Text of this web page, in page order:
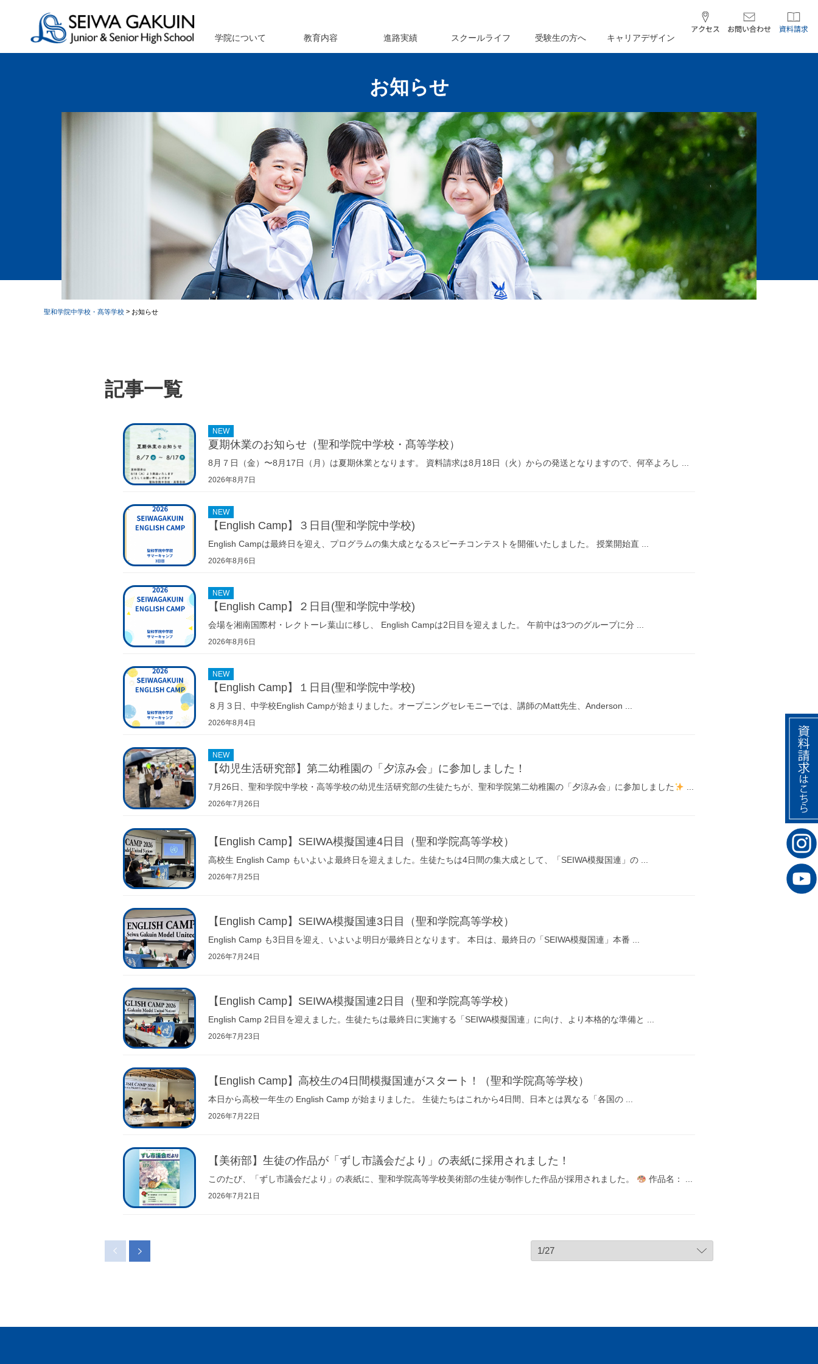
学院について 教育内容 進路実績 スクールライフ 受験生の方へ キャリアデザイン
お知らせ
聖和学院中学校・髙等学校 > お知らせ
記事一覧
NEW
夏期休業のお知らせ（聖和学院中学校・髙等学校）
8月７日（金）〜8月17日（月）は夏期休業となります。 資料請求は8月18日（火）からの発送となりますので、何卒よろし ...
2026年8月7日
NEW
【English Camp】３日目(聖和学院中学校)
English Campは最終日を迎え、プログラムの集大成となるスピーチコンテストを開催いたしました。 授業開始直 ...
2026年8月6日
NEW
【English Camp】２日目(聖和学院中学校)
会場を湘南国際村・レクトーレ葉山に移し、 English Campは2日目を迎えました。 午前中は3つのグループに分 ...
2026年8月6日
NEW
【English Camp】１日目(聖和学院中学校)
８月３日、中学校English Campが始まりました。オープニングセレモニーでは、講師のMatt先生、Anderson ...
2026年8月4日
NEW
【幼児生活研究部】第二幼稚園の「夕涼み会」に参加しました！
7月26日、聖和学院中学校・高等学校の幼児生活研究部の生徒たちが、聖和学院第二幼稚園の「夕涼み会」に参加しました ...
2026年7月26日
【English Camp】SEIWA模擬国連4日目（聖和学院髙等学校）
高校生 English Camp もいよいよ最終日を迎えました。生徒たちは4日間の集大成として、「SEIWA模擬国連」の ...
2026年7月25日
【English Camp】SEIWA模擬国連3日目（聖和学院髙等学校）
English Camp も3日目を迎え、いよいよ明日が最終日となります。 本日は、最終日の「SEIWA模擬国連」本番 ...
2026年7月24日
【English Camp】SEIWA模擬国連2日目（聖和学院髙等学校）
English Camp 2日目を迎えました。生徒たちは最終日に実施する「SEIWA模擬国連」に向け、より本格的な準備と ...
2026年7月23日
【English Camp】高校生の4日間模擬国連がスタート！（聖和学院髙等学校）
本日から高校一年生の English Camp が始まりました。 生徒たちはこれから4日間、日本とは異なる「各国の ...
2026年7月22日
【美術部】生徒の作品が「ずし市議会だより」の表紙に採用されました！
このたび、「ずし市議会だより」の表紙に、聖和学院高等学校美術部の生徒が制作した作品が採用されました。 作品名： ...
2026年7月21日